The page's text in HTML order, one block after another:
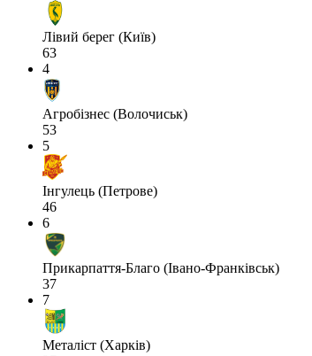
Лівий берег (Київ)
63
4
Агробізнес (Волочиськ)
53
5
Інгулець (Петрове)
46
6
Прикарпаття-Благо (Івано-Франківськ)
37
7
Металіст (Харків)